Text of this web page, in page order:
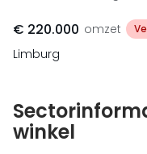
€ 220.000 omzet
Limburg
winkel